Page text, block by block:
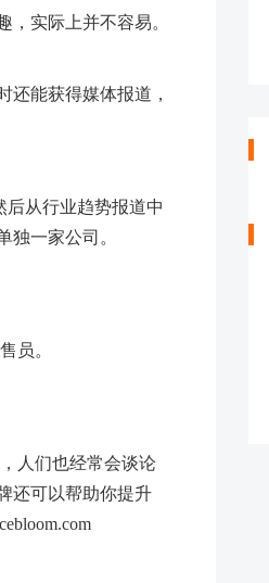
实际上并不容易。
能获得媒体报道，
后从行业趋势报道中
独一家公司。
员。
人们也经常会谈论
还可以帮助你提升